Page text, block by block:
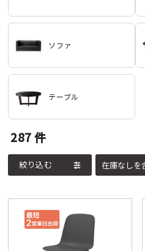
ソファ
テーブル
287件
絞り込む